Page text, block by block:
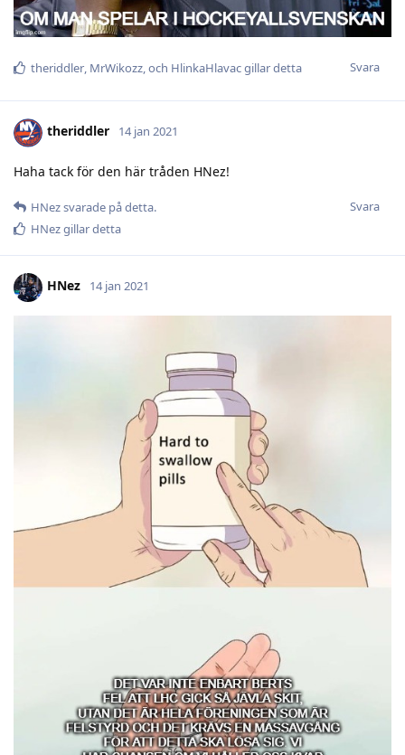
Svara
theriddler MrWikozz , och HlinkaHlavacgillar detta
theriddler 14 jan 2021
Haha tack för den här tråden HNez!
Svara
HNezsvarade på detta.
HNezgillar detta
HNez 14 jan 2021